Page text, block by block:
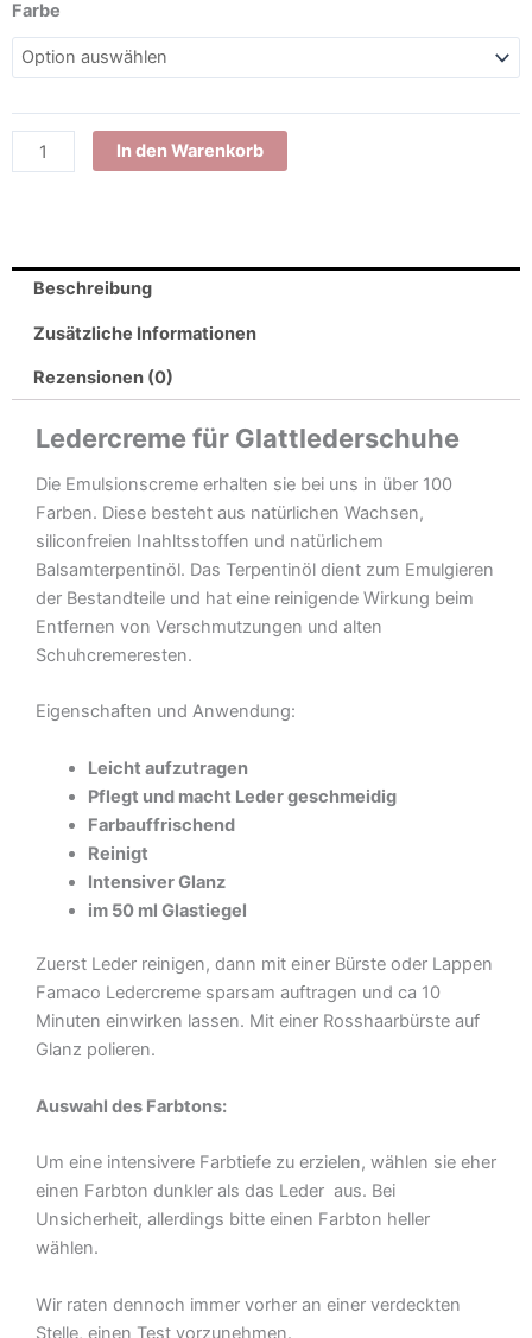
Farbe
FAMACO
Ledercreme
Schuhemulsion
Glattleder
ml
Braun-
Töne
In den Warenkorb
Beschreibung
Zusätzliche Informationen
Rezensionen (0)
Ledercreme für Glattlederschuhe
Die Emulsionscreme erhalten sie bei uns in über 100
Farben. Diese besteht aus natürlichen Wachsen,
siliconfreien Inahltsstoffen und natürlichem
Balsamterpentinöl. Das Terpentinöl dient zum Emulgieren
der Bestandteile und hat eine reinigende Wirkung beim
Entfernen von Verschmutzungen und alten
Schuhcremeresten.
Eigenschaften und Anwendung:
Leicht aufzutragen
Pflegt und macht Leder geschmeidig
Farbauffrischend
Reinigt
Intensiver Glanz
im 50 ml Glastiegel
Zuerst Leder reinigen, dann mit einer Bürste oder Lappen
Famaco Ledercreme sparsam auftragen und ca 10
Minuten einwirken lassen. Mit einer Rosshaarbürste auf
Glanz polieren.
Auswahl des Farbtons:
Um eine intensivere Farbtiefe zu erzielen, wählen sie eher
einen Farbton dunkler als das Leder aus. Bei
Unsicherheit, allerdings bitte einen Farbton heller
wählen.
Wir raten dennoch immer vorher an einer verdeckten
Stelle, einen Test vorzunehmen.